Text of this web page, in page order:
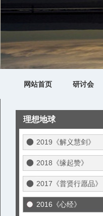
网站首页 研讨会
理想地球
2019《解义慧剑》
2018《缘起赞》
2017《普贤行愿品》
2016《心经》